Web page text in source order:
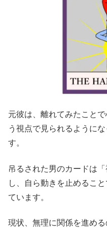
元彼は、離れてみたこと
う視点で見られるように
す。
吊るされた男のカードは
し、自ら動きを止めるこ
ています。
現状、無理に関係を進め